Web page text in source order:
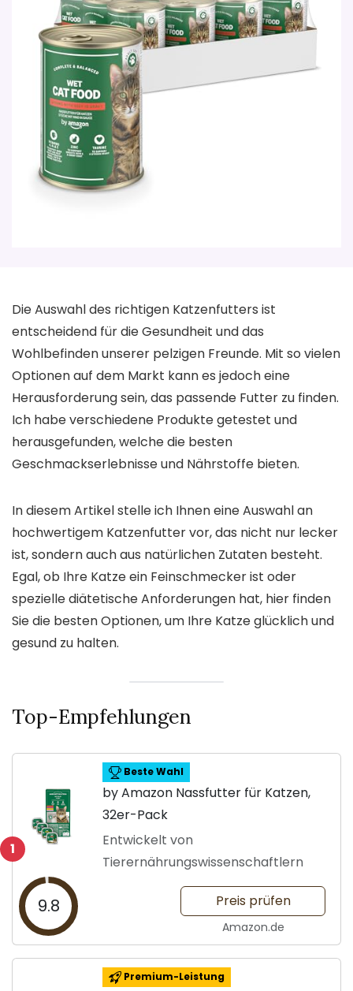
Die Auswahl des richtigen Katzenfutters ist
entscheidend für die Gesundheit und das
Wohlbefinden unserer pelzigen Freunde. Mit so vielen
Optionen auf dem Markt kann es jedoch eine
Herausforderung sein, das passende Futter zu finden.
Ich habe verschiedene Produkte getestet und
herausgefunden, welche die besten
Geschmackserlebnisse und Nährstoffe bieten.
In diesem Artikel stelle ich Ihnen eine Auswahl an
hochwertigem Katzenfutter vor, das nicht nur lecker
ist, sondern auch aus natürlichen Zutaten besteht.
Egal, ob Ihre Katze ein Feinschmecker ist oder
spezielle diätetische Anforderungen hat, hier finden
Sie die besten Optionen, um Ihre Katze glücklich und
gesund zu halten.
Top-Empfehlungen
1
Beste Wahl
by Amazon Nassfutter für Katzen,
32er-Pack
Entwickelt von
Tierernährungswissenschaftlern
9.8 Preis prüfen
Amazon.de
Premium-Leistung